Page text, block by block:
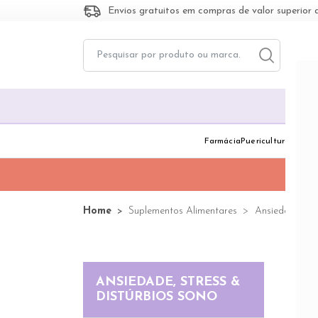
Envios gratuitos em compras de valor
FarmáciaToggle
Puericultura
Home Suplementos Alimentares Ansiedade,
ANSIEDADE, STRESS &
DISTÚRBIOS SONO